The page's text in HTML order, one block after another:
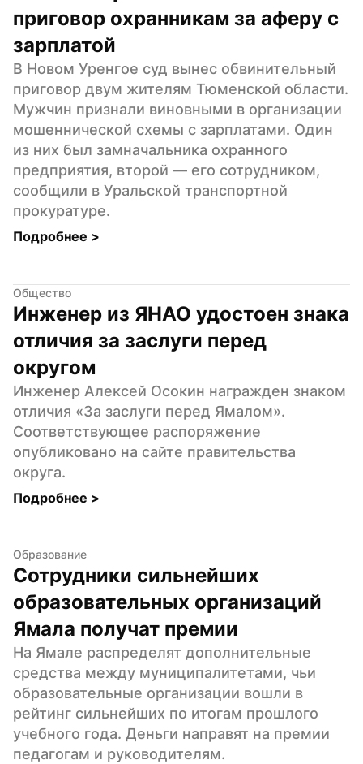
приговор охранникам за аферу с
зарплатой
В Новом Уренгое суд вынес обвинительный
приговор двум жителям Тюменской области.
Мужчин признали виновными в организации
мошеннической схемы с зарплатами. Один
из них был замначальника охранного
предприятия, второй — его сотрудником,
сообщили в Уральской транспортной
прокуратуре.
Подробнее >
Общество
Инженер из ЯНАО удостоен знака
отличия за заслуги перед
округом
Инженер Алексей Осокин награжден знаком
отличия «За заслуги перед Ямалом».
Соответствующее распоряжение
опубликовано на сайте правительства
округа.
Подробнее >
Образование
Сотрудники сильнейших
образовательных организаций
Ямала получат премии
На Ямале распределят дополнительные
средства между муниципалитетами, чьи
образовательные организации вошли в
рейтинг сильнейших по итогам прошлого
учебного года. Деньги направят на премии
педагогам и руководителям.